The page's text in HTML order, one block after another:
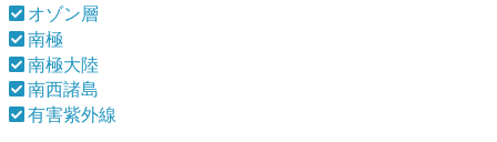
オゾン層
南極
南極大陸
南西諸島
有害紫外線